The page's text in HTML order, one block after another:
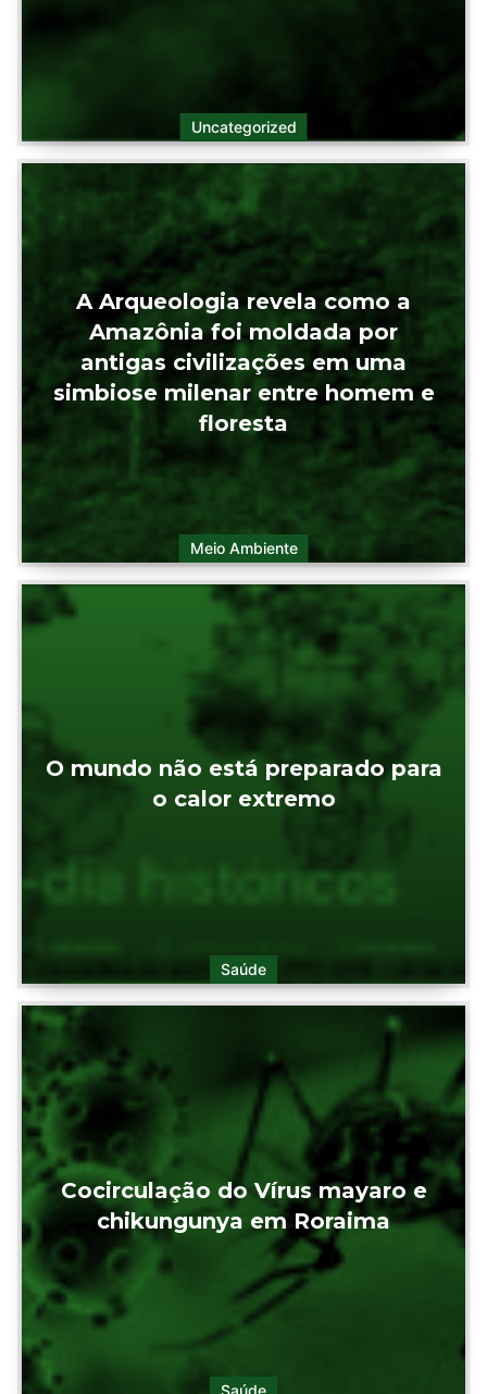
Uncategorized
Meio Ambiente
A Arqueologia revela como a
Amazônia foi moldada por
antigas civilizações em uma
simbiose milenar entre homem e
floresta
Saúde
O mundo não está preparado para
o calor extremo
Cocirculação do Vírus mayaro e
chikungunya em Roraima